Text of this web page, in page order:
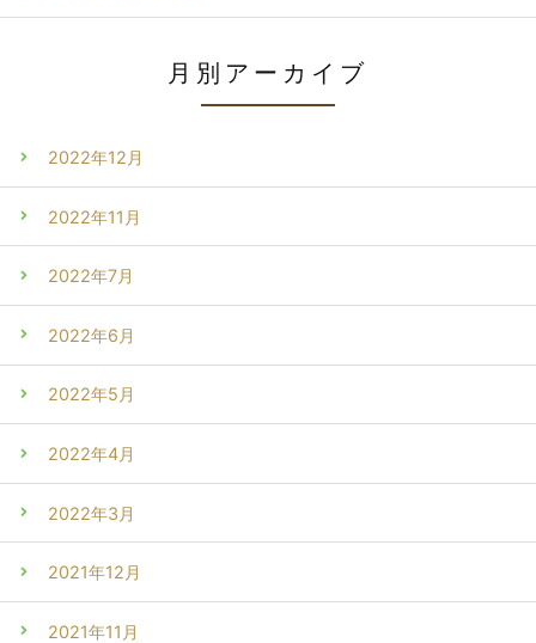
月別アーカイブ
2022年12月
2022年11月
2022年7月
2022年6月
2022年5月
2022年4月
2022年3月
2021年12月
2021年11月